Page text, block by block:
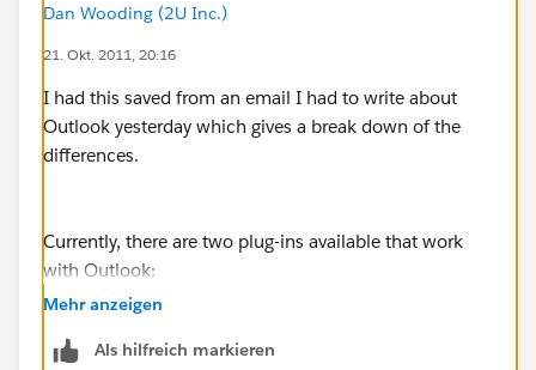
Dan Wooding (2U Inc.)
21. Okt. 2011, 20:16
I had this saved from an email I had to write about
Outlook yesterday which gives a break down of the
differences.
Currently, there are two plug-ins available that work
with Outlook:
"Connect for Outlook" which requires Microsoft
requires Microsoft Outlook XP (2002), 2003 or 2007
Mehr anzeigen
Als hilfreich markieren